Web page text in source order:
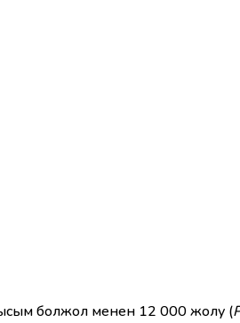
болжол менен 12 000 жолу (